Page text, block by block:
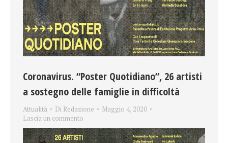
Coronavirus. “Poster Quotidiano”, 26 artisti
a sostegno delle famiglie in difficoltà
Attualità Di Redazione
Maggio 4, 2020
Lascia un commento